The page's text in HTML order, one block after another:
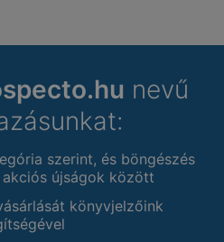
nevű
szerint, és böngészés
újságok között
könyvjelzőink